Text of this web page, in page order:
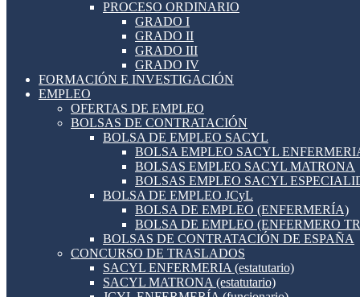
PROCESO ORDINARIO
GRADO I
GRADO II
GRADO III
GRADO IV
FORMACIÓN E INVESTIGACIÓN
EMPLEO
OFERTAS DE EMPLEO
BOLSAS DE CONTRATACIÓN
BOLSA DE EMPLEO SACYL
BOLSA EMPLEO SACYL
BOLSAS EMPLEO SACYL MATRONA
BOLSAS EMPLEO SACYL
BOLSA DE EMPLEO JCyL
BOLSA DE EMPLEO (ENFERMERÍA)
BOLSA DE EMPLEO (ENFERMERO
BOLSAS DE CONTRATACIÓN DE ESPAÑA
CONCURSO DE TRASLADOS
SACYL ENFERMERIA (estatutario)
SACYL MATRONA (estatutario)